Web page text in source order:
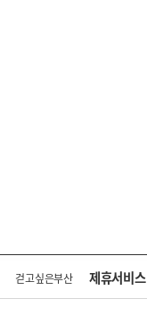
걷고싶은부산 제휴서비스